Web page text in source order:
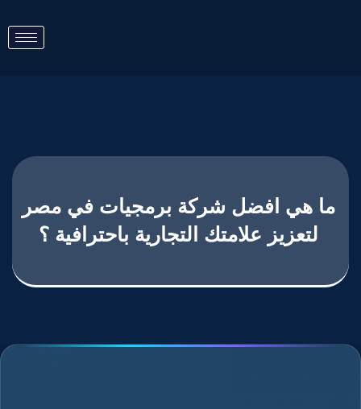
ما هي افضل شركة برمجيات في مصر
لتعزيز علامتك التجارية باحترافية ؟